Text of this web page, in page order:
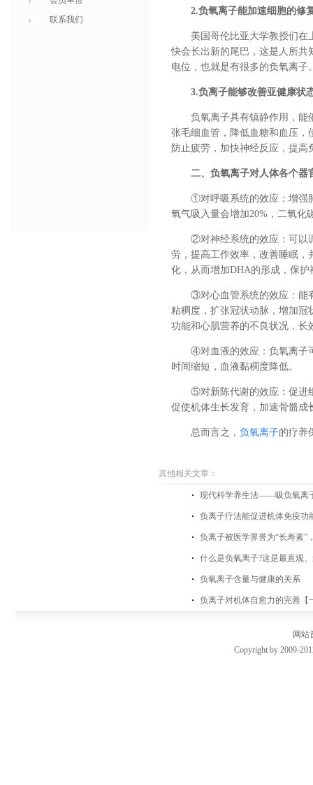
联系我们
2.负氧离子能加速细胞的修
美国哥伦比亚大学教授们在
快会长出新的尾巴，这是人所共
电位，也就是有很多的负氧离
3.负离子能够改善亚健康状
负氧离子具有镇静作用，能
张毛细血管，降低血糖和血压，
防止疲劳，加快神经反应，提高
二、负氧离子对人体各个器
①对呼吸系统的效应：增强
氧气吸入量会增加20%，二氧化
②对神经系统的效应：可以
劳，提高工作效率，改善睡眠，
化，从而增加DHA的形成，保
③对心血管系统的效应：能
粘稠度，扩张冠状动脉，增加冠
功能和心肌营养的不良状况，长
④对血液的效应：负氧离子
时间缩短，血液黏稠度降低。
⑤对新陈代谢的效应：促进
促使机体生长发育，加速骨骼成
总而言之， 负氧离子的疗养
其他相关文章：
现代科学养生法——吸负氧离
负离子疗法能促进机体免疫功
负离子被医学界誉为“长寿素”
什么是负氧离子?这是最直观
负氧离子含量与健康的关系
负离子对机体自愈力的完善【
网站
Copyright by 2009-